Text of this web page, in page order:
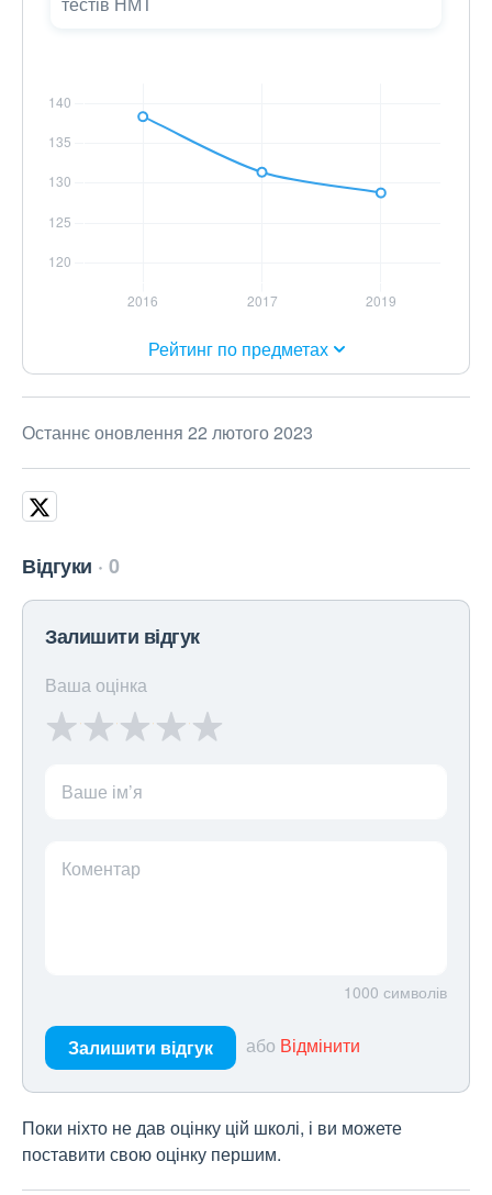
Рейтинг по предметах
Останнє оновлення 22 лютого 2023
Відгуки 0
Залишити відгук
Ваша оцінка
Ваше ім’я
Коментар
1000 символів
Залишити відгук або Відмінити
Поки ніхто не дав оцінку цій школі, і ви можете
поставити свою оцінку першим.